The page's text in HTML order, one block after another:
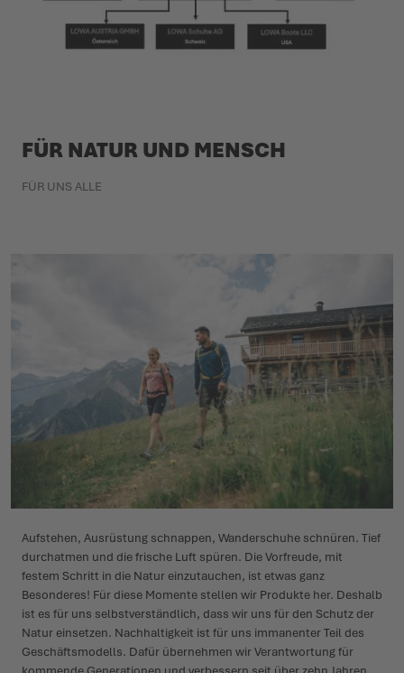
FÜR NATUR UND MENSCH
FÜR UNS ALLE
Aufstehen, Ausrüstung schnappen, Wanderschuhe schnüren. Tief
durchatmen und die frische Luft spüren. Die Vorfreude, mit
festem Schritt in die Natur einzutauchen, ist etwas ganz
Besonderes! Für diese Momente stellen wir Produkte her. Deshalb
ist es für uns selbstverständlich, dass wir uns für den Schutz der
Natur einsetzen. Nachhaltigkeit ist für uns immanenter Teil des
Geschäftsmodells. Dafür übernehmen wir Verantwortung für